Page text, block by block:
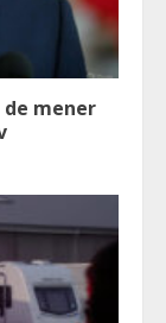
de mener